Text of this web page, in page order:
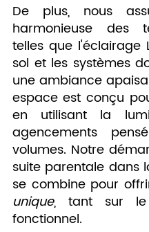
De plus, nous
harmonieuse des
telles que l'éclairage
sol et les systèmes
une ambiance
espace est conçu
en utilisant la
agencements
volumes. Notre
suite parentale dans
se combine pour
unique, tant sur le
fonctionnel.